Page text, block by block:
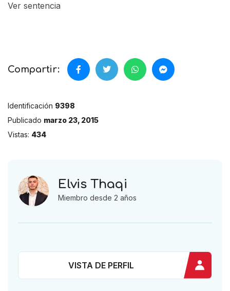
Ver sentencia
Compartir:
Identificación 9398
Publicado marzo 23, 2015
Vistas: 434
Elvis Thaqi
Miembro desde 2 años
VISTA DE PERFIL